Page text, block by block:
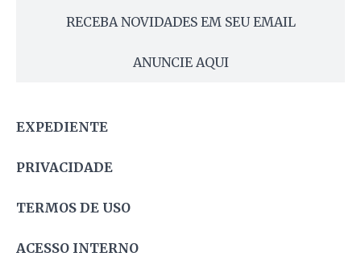
RECEBA NOVIDADES EM SEU EMAIL
ANUNCIE AQUI
EXPEDIENTE
PRIVACIDADE
TERMOS DE USO
ACESSO INTERNO